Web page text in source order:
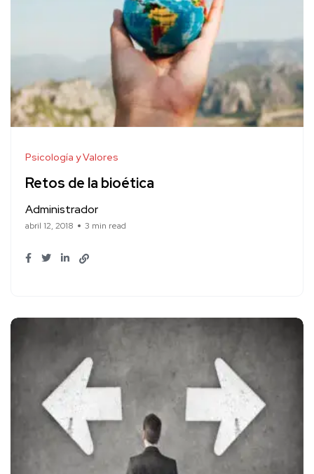
Psicología y Valores
Retos de la bioética
Administrador
abril 12, 2018 3 min read